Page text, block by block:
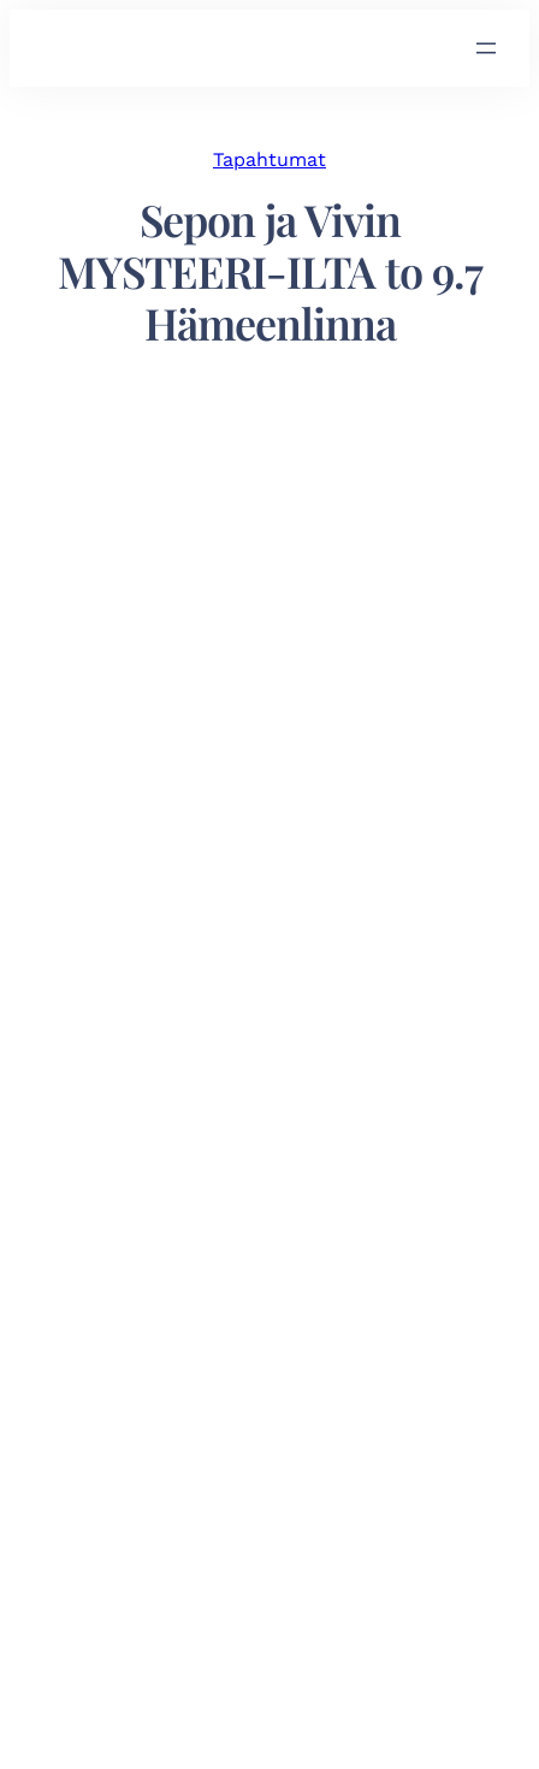
Tapahtumat
Sepon ja Vivin
MYSTEERI-ILTA to 9.7
Hämeenlinna